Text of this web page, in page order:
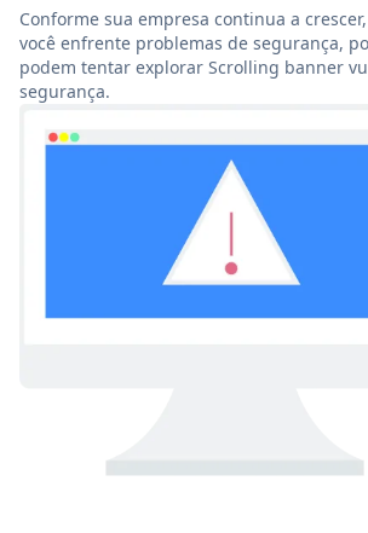
Conforme sua empresa continua a
você enfrente problemas de segurança,
podem tentar explorar Scrolling banner
segurança.